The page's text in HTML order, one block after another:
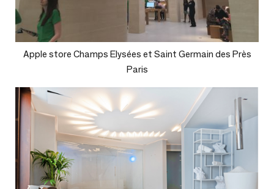
Apple store Champs Elysées et Saint Germain des Près
Paris